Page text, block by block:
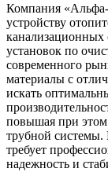
Компания
устройству
канализационных
установок по
современного
материалы с
искать
повышая при
трубной
требует
надежность и